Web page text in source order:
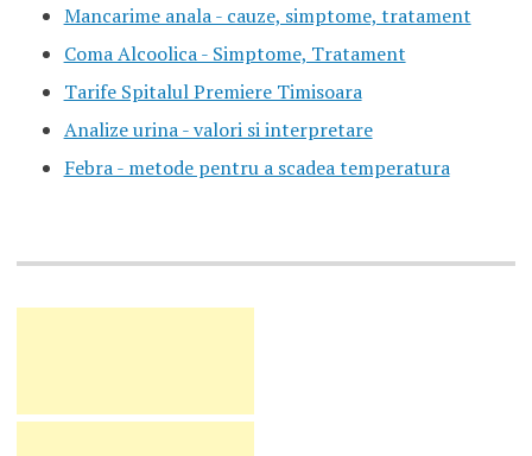
Mancarime anala - cauze, simptome, tratament
Coma Alcoolica - Simptome, Tratament
Tarife Spitalul Premiere Timisoara
Analize urina - valori si interpretare
Febra - metode pentru a scadea temperatura